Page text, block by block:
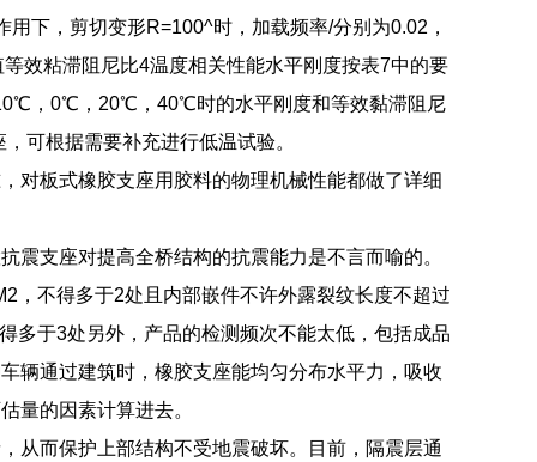
下，剪切变形R=100^时，加载频率/分别为0.02，
效粘滞阻尼比4温度相关性能水平刚度按表7中的要
，0℃，20℃，40℃时的水平刚度和等效黏滞阻尼
可根据需要补充进行低温试验。
对板式橡胶支座用胶料的物理机械性能都做了详细
震支座对提高全桥结构的抗震能力是不言而喻的。
，不得多于2处且内部嵌件不许外露裂纹长度不超过
多于3处另外，产品的检测频次不能太低，包括成品
辆通过建筑时，橡胶支座能均匀分布水平力，吸收
量的因素计算进去。
从而保护上部结构不受地震破坏。目前，隔震层通